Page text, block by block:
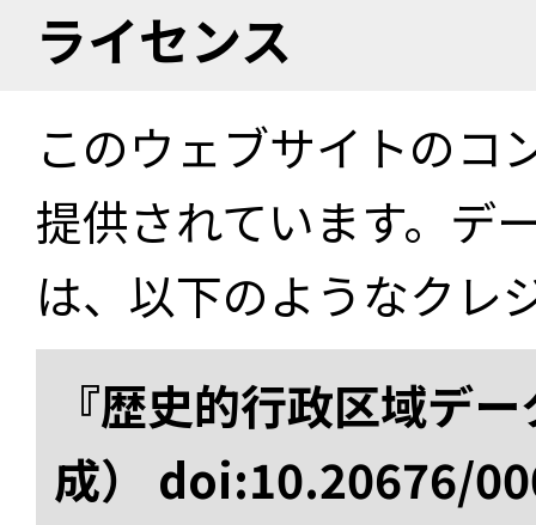
ライセンス
このウェブサイトのコ
提供されています。デ
は、以下のようなクレ
『歴史的行政区域デ
成） doi:10.20676/